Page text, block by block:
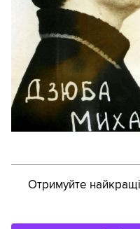
Отримуйте найкращі